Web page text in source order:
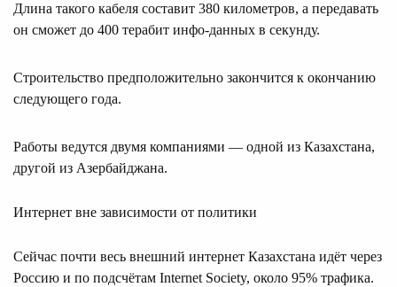
Длина такого кабеля составит 380 километров, а передавать
он сможет до 400 терабит инфо-данных в секунду.
Строительство предположительно закончится к окончанию
следующего года.
Работы ведутся двумя компаниями — одной из Казахстана,
другой из Азербайджана.
Интернет вне зависимости от политики
Сейчас почти весь внешний интернет Казахстана идёт через
Россию и по подсчётам Internet Society, около 95% трафика.